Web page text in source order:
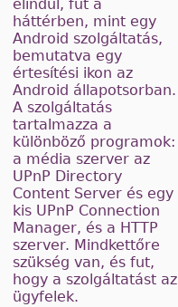
elindul, fut a
háttérben, mint egy
Android szolgáltatás,
bemutatva egy
értesítési ikon az
Android állapotsorban.
A szolgáltatás
tartalmazza a
különböző programok:
a média szerver az
UPnP Directory
Content Server és egy
kis UPnP Connection
Manager, és a HTTP
szerver. Mindkettőre
szükség van, és fut,
hogy a szolgáltatást az
ügyfelek.